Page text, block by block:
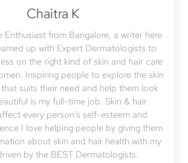
Chaitra K
Enthusiast from Bangalore, a writer here
up with Expert Dermatologists to
on the right kind of skin and hair care
Inspiring people to explore the skin
suits their need and help them look
is my full-time job. Skin & hair
every person's self-esteem and
I love helping people by giving them
about skin and hair health with my
by the BEST Dermatologists.